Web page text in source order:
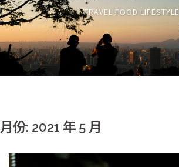
TRAVEL FOOD LIFESTYLE
月份: 2021 年 5 月